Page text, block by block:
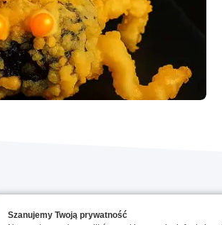
Szanujemy Twoją prywatność